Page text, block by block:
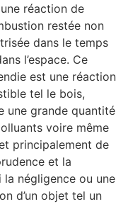
réaction de
restée non
dans le temps
l’espace. Ce
est une réaction
tel le bois,
une grande quantité
voire même
principalement de
et la
la négligence ou une
d’un objet tel un